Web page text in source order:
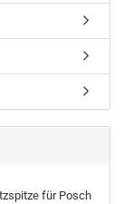
für Posch